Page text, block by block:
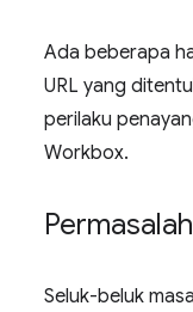
Ada beberapa
URL yang
perilaku
Workbox.
Seluk-beluk